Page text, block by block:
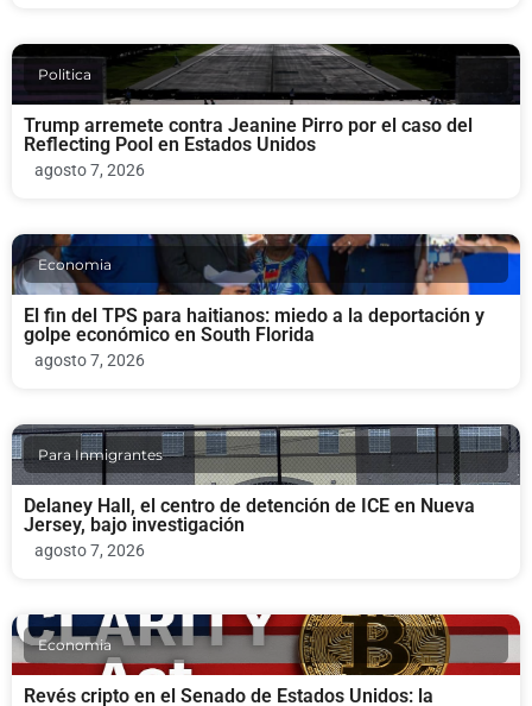
Politica
Trump arremete contra Jeanine Pirro por el caso del
Reflecting Pool en Estados Unidos
agosto 7, 2026
Economia
El fin del TPS para haitianos: miedo a la deportación y
golpe económico en South Florida
agosto 7, 2026
Para Inmigrantes
Delaney Hall, el centro de detención de ICE en Nueva
Jersey, bajo investigación
agosto 7, 2026
Economia
Revés cripto en el Senado de Estados Unidos: la